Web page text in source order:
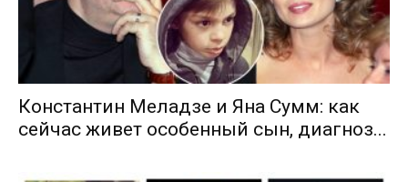
Константин Меладзе и Яна Сумм: как
сейчас живет особенный сын, диагноз...